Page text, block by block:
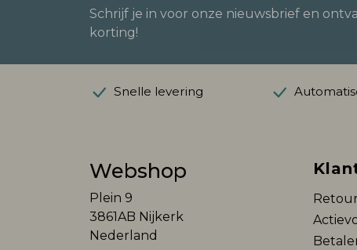
Schrijf je in voor onze nieuwsbrief en
korting!
Snelle levering
Webshop
Plein 9
3861AB Nijkerk
Nederland